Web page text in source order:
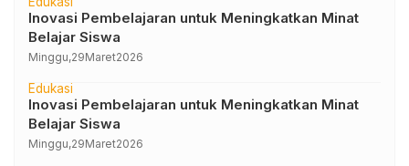
Inovasi Pembelajaran untuk Meningkatkan Minat
Belajar Siswa
Minggu,29Maret2026
Edukasi
Inovasi Pembelajaran untuk Meningkatkan Minat
Belajar Siswa
Minggu,29Maret2026